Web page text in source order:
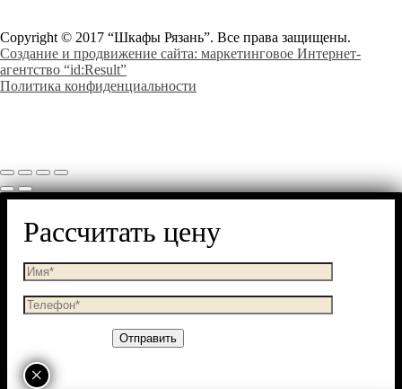
Copyright © 2017 “Шкафы Рязань”. Все права защищены.
Создание и продвижение сайта: маркетинговое Интернет-
агентство “id:Result”
Политика конфиденциальности
Рассчитать цену
×